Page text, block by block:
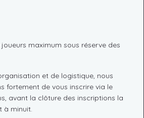
maximum sous réserve des
et de logistique, nous
fortement de vous inscrire via le
avant la clôture des inscriptions la
à minuit.